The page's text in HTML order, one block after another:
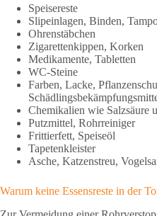
Speisereste
Slipeinlagen, Binden,
Ohrenstäbchen
Zigarettenkippen, Korken
Medikamente, Tabletten
WC-Steine
Farben, Lacke,
Chemikalien wie Salzsäure
Putzmittel, Rohrreiniger
Frittierfett, Speiseöl
Tapetenkleister
Asche, Katzenstreu,
Warum keine Essensreste in der